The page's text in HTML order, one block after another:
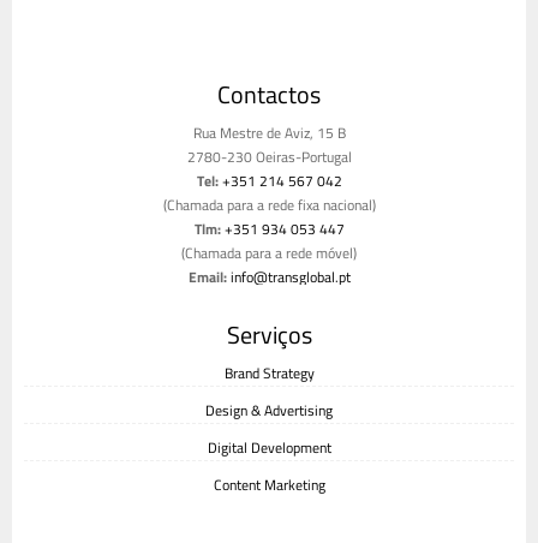
Contactos
Rua Mestre de Aviz, 15 B
2780-230 Oeiras-Portugal
Tel:+351 214 567 042
(Chamada para a rede fixa nacional)
Tlm:+351 934 053 447
(Chamada para a rede móvel)
Email:info@transglobal.pt
Serviços
Brand Strategy
Design & Advertising
Digital Development
Content Marketing